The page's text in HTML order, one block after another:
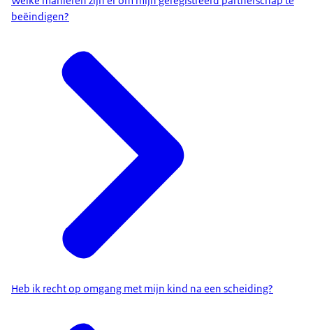
beëindigen?
Heb ik recht op omgang met mijn kind na een scheiding?